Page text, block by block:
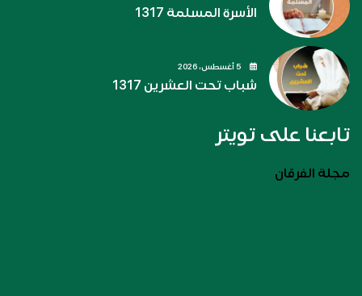
الأسرة المسلمة 1317
شباب تحت العشرين 1317
تابعنا على تويتر
مجلة الفرقان